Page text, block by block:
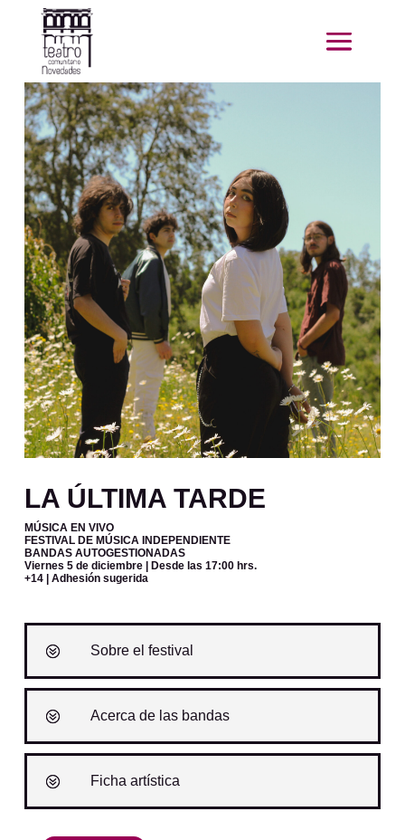
LA ÚLTIMA TARDE
MÚSICA EN VIVO
FESTIVAL DE MÚSICA INDEPENDIENTE
BANDAS AUTOGESTIONADAS
Viernes 5 de diciembre
| Desde las 17:00 hrs.
+14 | Adhesión sugerida
Sobre el festival
Acerca de las bandas
Ficha artística